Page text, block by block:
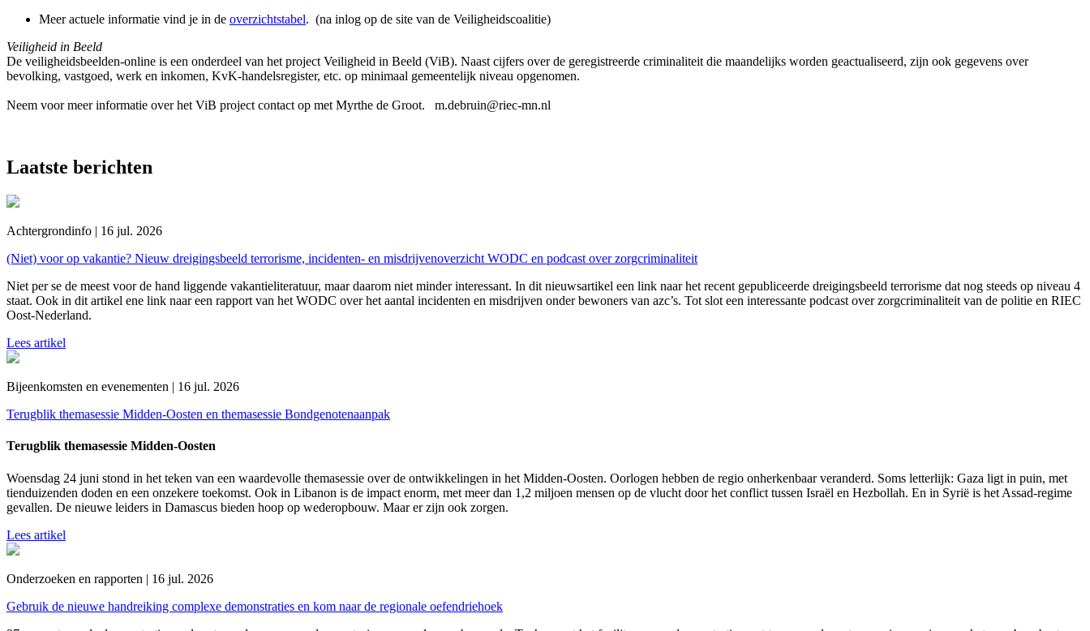
Meer actuele informatie vind je in de overzichtstabel. (na inlog op de site van de Veiligheidscoalitie)
Veiligheid in Beeld
De veiligheidsbeelden-online is een onderdeel van het project Veiligheid in Beeld (ViB). Naast cijfers over de geregistreerde criminaliteit die maandelijks worden geactualiseerd, zijn ook gegevens over
bevolking, vastgoed, werk en inkomen, KvK-handelsregister, etc. op minimaal gemeentelijk niveau opgenomen.
Neem voor meer informatie over het ViB project contact op met Myrthe de Groot. m.debruin@riec-mn.nl
Laatste berichten
Achtergrondinfo | 16 jul. 2026
(Niet) voor op vakantie? Nieuw dreigingsbeeld terrorisme, incidenten- en misdrijvenoverzicht WODC en podcast over zorgcriminaliteit
Niet per se de meest voor de hand liggende vakantieliteratuur, maar daarom niet minder interessant. In dit nieuwsartikel een link naar het recent gepubliceerde dreigingsbeeld terrorisme dat nog steeds op niveau 4
staat. Ook in dit artikel ene link naar een rapport van het WODC over het aantal incidenten en misdrijven onder bewoners van azc’s. Tot slot een interessante podcast over zorgcriminaliteit van de politie en RIEC
Oost-Nederland.
Lees artikel
Bijeenkomsten en evenementen | 16 jul. 2026
Terugblik themasessie Midden-Oosten en themasessie Bondgenotenaanpak
Terugblik themasessie Midden-Oosten
Woensdag 24 juni stond in het teken van een waardevolle themasessie over de ontwikkelingen in het Midden-Oosten. Oorlogen hebben de regio onherkenbaar veranderd. Soms letterlijk: Gaza ligt in puin, met
tienduizenden doden en een onzekere toekomst. Ook in Libanon is de impact enorm, met meer dan 1,2 miljoen mensen op de vlucht door het conflict tussen Israël en Hezbollah. En in Syrië is het Assad-regime
gevallen. De nieuwe leiders in Damascus bieden hoop op wederopbouw. Maar er zijn ook zorgen.
Lees artikel
Onderzoeken en rapporten | 16 jul. 2026
Gebruik de nieuwe handreiking complexe demonstraties en kom naar de regionale oefendriehoek